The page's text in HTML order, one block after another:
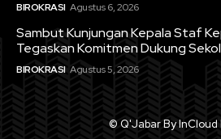
BIROKRASI Agustus 6, 2026
Sambut Kunjungan Kepala Staf
Tegaskan Komitmen Dukung
BIROKRASI Agustus 5, 2026
© Q'Jabar By InCloud